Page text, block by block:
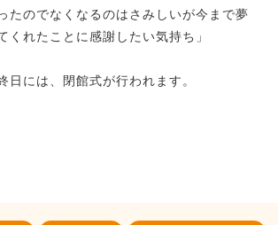
たのでなくなるのはさみしいが今まで夢
くれたことに感謝したい気持ち」
日には、閉館式が行われます。